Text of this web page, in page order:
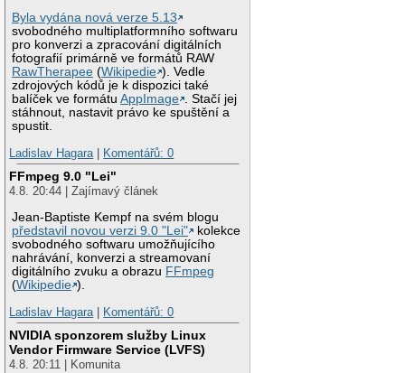
Byla vydána nová verze 5.13
svobodného multiplatformního softwaru
pro konverzi a zpracování digitálních
fotografií primárně ve formátů RAW
RawTherapee (Wikipedie ). Vedle
zdrojových kódů je k dispozici také
balíček ve formátuAppImage . Stačí jej
stáhnout, nastavit právo ke spuštění a
spustit.
Ladislav Hagara
Komentářů: 0
FFmpeg 9.0 "Lei"
4.8. 20:44 | Zajímavý článek
Jean-Baptiste Kempf na svém blogu
představil novou verzi 9.0 "Lei"
kolekce
svobodného softwaru umožňujícího
nahrávání, konverzi a streamovaní
digitálního zvuku a obrazu FFmpeg
(Wikipedie ).
Ladislav Hagara
Komentářů: 0
NVIDIA sponzorem služby Linux
Vendor Firmware Service (LVFS)
4.8. 20:11 | Komunita